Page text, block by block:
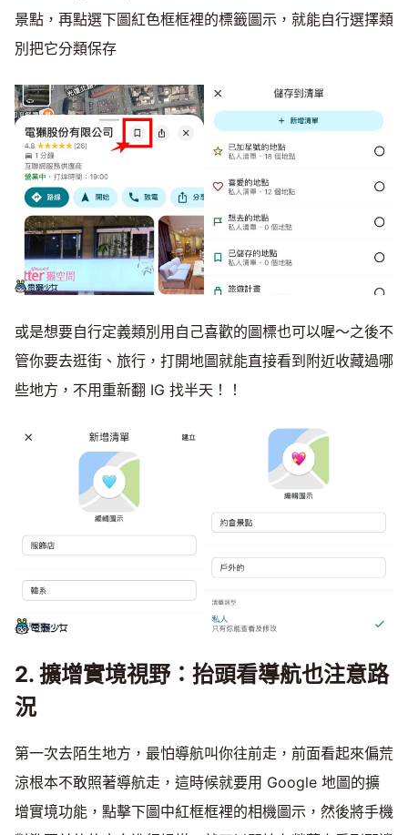
景點，再點選下圖紅色框框裡的標籤圖示，就能自行選擇類
別把它分類保存
或是想要自行定義類別用自己喜歡的圖標也可以喔～之後不
管你要去逛街、旅行，打開地圖就能直接看到附近收藏過哪
些地方，不用重新翻 IG 找半天！！
2. 擴增實境視野：抬頭看導航也注意路
況
第一次去陌生地方，最怕導航叫你往前走，前面看起來偏荒
涼根本不敢照著導航走，這時候就要用 Google 地圖的擴
增實境功能，點擊下圖中紅框框裡的相機圖示，然後將手機